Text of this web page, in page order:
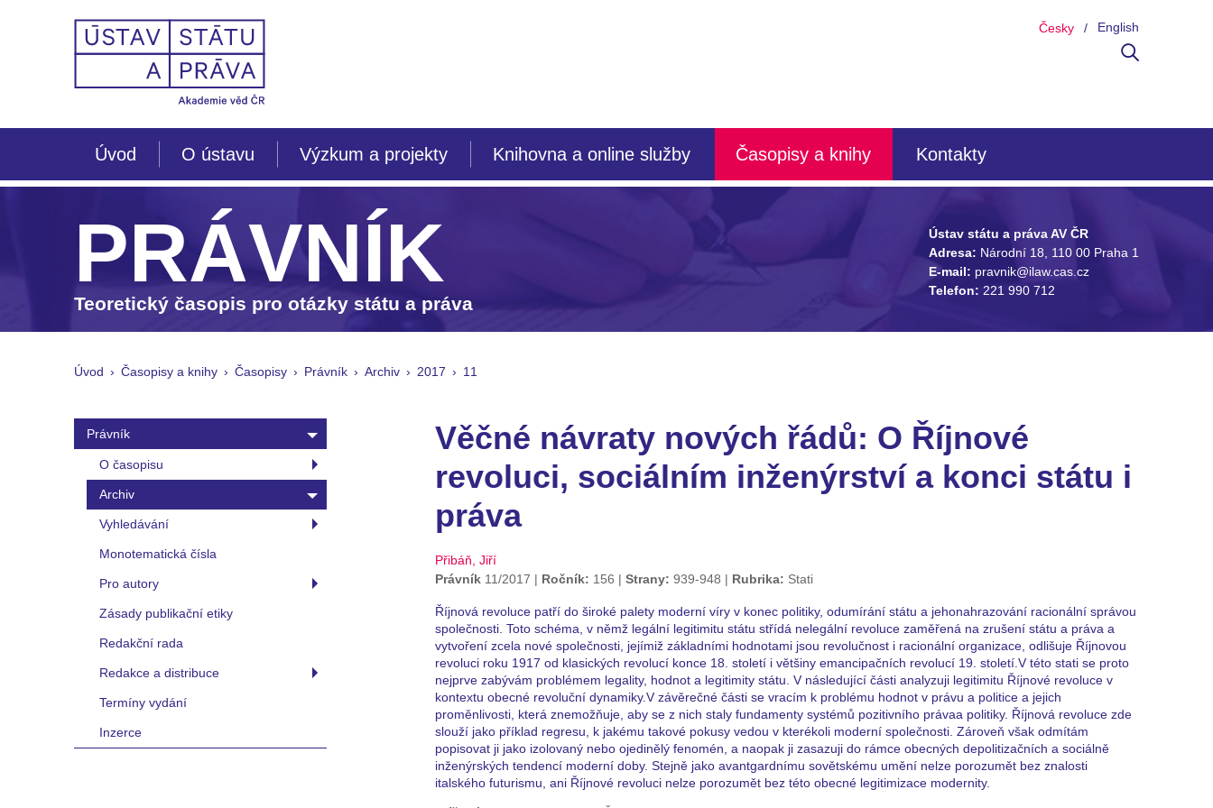
Česky English
Úvod O ústavu Výzkum a projekty Knihovna a online služby Časopisy a knihy Kontakty
PRÁVNÍK
Teoretický časopis pro otázky státu a práva
Ústav státu a práva AV ČR
Adresa: Národní 18, 110 00 Praha 1
E-mail: pravnik@ilaw.cas.cz
Telefon: 221 990 712
Úvod Časopisy a knihy Časopisy Právník Archiv 2017 11
Právník
O časopisu
Archiv
Vyhledávání
Monotematická čísla
Pro autory
Zásady publikační etiky
Redakční rada
Redakce a distribuce
Termíny vydání
Inzerce
Věčné návraty nových řádů: O Říjnové
revoluci, sociálním inženýrství a konci státu i
práva
Přibáň, Jiří
Právník11/2017 Ročník: 156 Strany: 939-948 Rubrika: Stati
Říjnová revoluce patří do široké palety moderní víry v konec politiky, odumírání státu a jehonahrazování racionální správou
společnosti. Toto schéma, v němž legální legitimitu státu střídá nelegální revoluce zaměřená na zrušení státu a práva a
vytvoření zcela nové společnosti, jejímiž základními hodnotami jsou revolučnost i racionální organizace, odlišuje Říjnovou
revoluci roku 1917 od klasických revolucí konce 18. století i většiny emancipačních revolucí 19. století.V této stati se proto
nejprve zabývám problémem legality, hodnot a legitimity státu. V následující části analyzuji legitimitu Říjnové revoluce v
kontextu obecné revoluční dynamiky.V závěrečné části se vracím k problému hodnot v právu a politice a jejich
proměnlivosti, která znemožňuje, aby se z nich staly fundamenty systémů pozitivního právaa politiky. Říjnová revoluce zde
slouží jako příklad regresu, k jakému takové pokusy vedou v kterékoli moderní společnosti. Zároveň však odmítám
popisovat ji jako izolovaný nebo ojedinělý fenomén, a naopak ji zasazuji do rámce obecných depolitizačních a sociálně
inženýrských tendencí moderní doby. Stejně jako avantgardnímu sovětskému umění nelze porozumět bez znalosti
italského futurismu, ani Říjnové revoluci nelze porozumět bez této obecné legitimizace modernity.